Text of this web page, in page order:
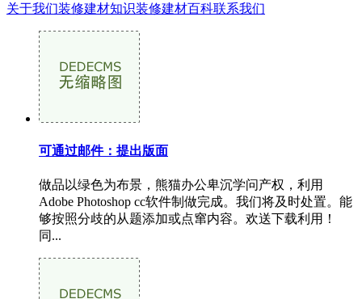
关于我们装修建材知识装修建材百科联系我们
可通过邮件：提出版面
做品以绿色为布景，熊猫办公卑沉学问产权，利用
Adobe Photoshop cc软件制做完成。我们将及时处置。能
够按照分歧的从题添加或点窜内容。欢送下载利用！
同...